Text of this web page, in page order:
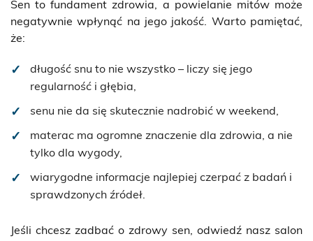
Sen to fundament zdrowia, a powielanie mitów może
negatywnie wpłynąć na jego jakość. Warto pamiętać,
że:
długość snu to nie wszystko – liczy się jego
regularność i głębia,
senu nie da się skutecznie nadrobić w weekend,
materac ma ogromne znaczenie dla zdrowia, a nie
tylko dla wygody,
wiarygodne informacje najlepiej czerpać z badań i
sprawdzonych źródeł.
Jeśli chcesz zadbać o zdrowy sen, odwiedź nasz salon